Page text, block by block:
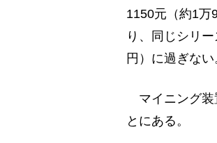
1150元（約1万
り、同じシリ
円）に過ぎない
マイニング装
とにある。